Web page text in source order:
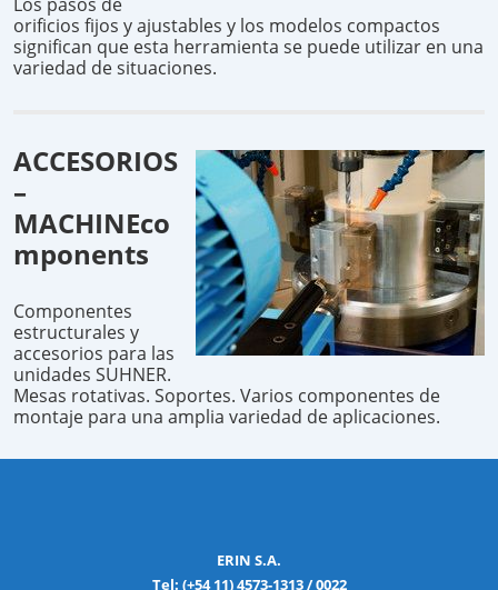
orificios fijos y ajustables y los modelos compactos
significan que esta herramienta se puede utilizar en una
variedad de situaciones.
ACCESORIOS
–
MACHINEco
mponents
Componentes
estructurales y
accesorios para las
unidades SUHNER.
Mesas rotativas. Soportes. Varios componentes de
montaje para una amplia variedad de aplicaciones.
ERIN S.A.
Tel: (+54 11) 4573-1313 / 0022